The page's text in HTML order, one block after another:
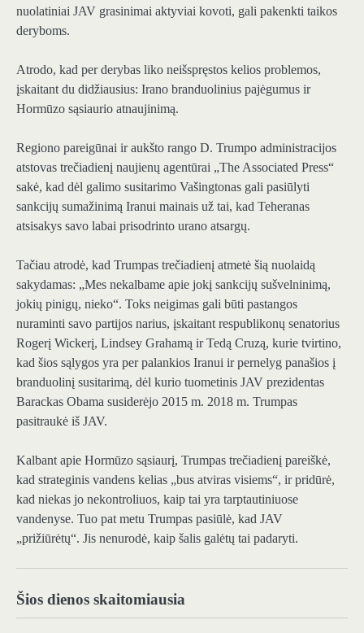
nuolatiniai JAV grasinimai aktyviai kovoti, gali pakenkti taikos
deryboms.
Atrodo, kad per derybas liko neišspręstos kelios problemos,
įskaitant du didžiausius: Irano branduolinius pajėgumus ir
Hormūzo sąsiaurio atnaujinimą.
Regiono pareigūnai ir aukšto rango D. Trumpo administracijos
atstovas trečiadienį naujienų agentūrai „The Associated Press“
sakė, kad dėl galimo susitarimo Vašingtonas gali pasiūlyti
sankcijų sumažinimą Iranui mainais už tai, kad Teheranas
atsisakys savo labai prisodrinto urano atsargų.
Tačiau atrodė, kad Trumpas trečiadienį atmetė šią nuolaidą
sakydamas: „Mes nekalbame apie jokį sankcijų sušvelninimą,
jokių pinigų, nieko“. Toks neigimas gali būti pastangos
nuraminti savo partijos narius, įskaitant respublikonų senatorius
Rogerį Wickerį, Lindsey Grahamą ir Tedą Cruzą, kurie tvirtino,
kad šios sąlygos yra per palankios Iranui ir pernelyg panašios į
branduolinį susitarimą, dėl kurio tuometinis JAV prezidentas
Barackas Obama susiderėjo 2015 m. 2018 m. Trumpas
pasitraukė iš JAV.
Kalbant apie Hormūzo sąsiaurį, Trumpas trečiadienį pareiškė,
kad strateginis vandens kelias „bus atviras visiems“, ir pridūrė,
kad niekas jo nekontroliuos, kaip tai yra tarptautiniuose
vandenyse. Tuo pat metu Trumpas pasiūlė, kad JAV
„prižiūrėtų“. Jis nenurodė, kaip šalis galėtų tai padaryti.
Šios dienos skaitomiausia